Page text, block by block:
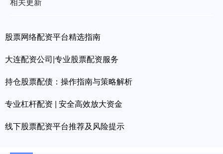
股票网络配资平台精选指南
大连配资公司|专业股票配资服务
持仓股票配债：操作指南与策略解析
专业杠杆配资 | 安全高效放大资金
线下股票配资平台推荐及风险提示